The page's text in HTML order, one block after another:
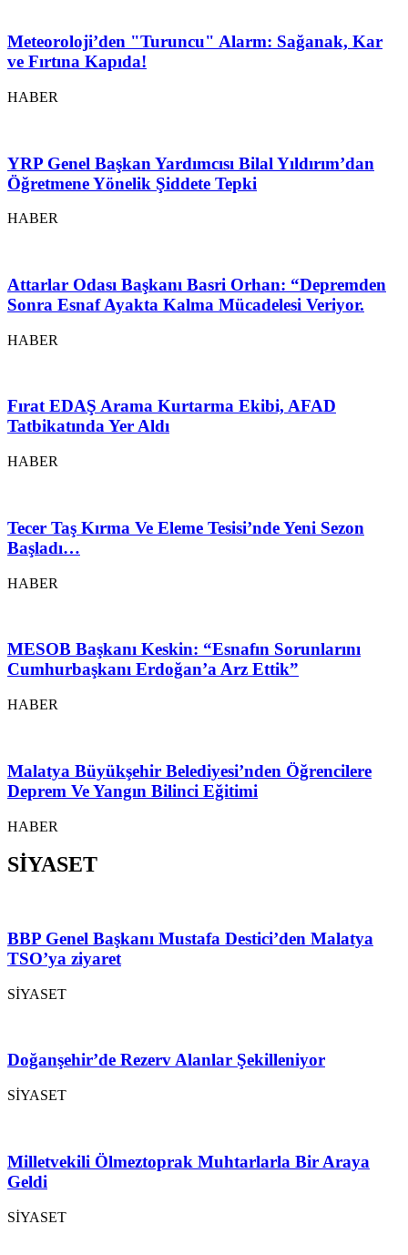
Meteoroloji’den "Turuncu" Alarm: Sağanak, Kar
ve Fırtına Kapıda!
HABER
YRP Genel Başkan Yardımcısı Bilal Yıldırım’dan
Öğretmene Yönelik Şiddete Tepki
HABER
Attarlar Odası Başkanı Basri Orhan: “Depremden
Sonra Esnaf Ayakta Kalma Mücadelesi Veriyor.
HABER
Fırat EDAŞ Arama Kurtarma Ekibi, AFAD
Tatbikatında Yer Aldı
HABER
Tecer Taş Kırma Ve Eleme Tesisi’nde Yeni Sezon
Başladı…
HABER
MESOB Başkanı Keskin: “Esnafın Sorunlarını
Cumhurbaşkanı Erdoğan’a Arz Ettik”
HABER
Malatya Büyükşehir Belediyesi’nden Öğrencilere
Deprem Ve Yangın Bilinci Eğitimi
HABER
SİYASET
BBP Genel Başkanı Mustafa Destici’den Malatya
TSO’ya ziyaret
SİYASET
Doğanşehir’de Rezerv Alanlar Şekilleniyor
SİYASET
Milletvekili Ölmeztoprak Muhtarlarla Bir Araya
Geldi
SİYASET